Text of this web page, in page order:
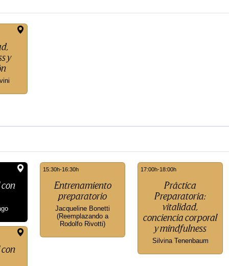
y
con
con
15:30h-16:30h
Entrenamiento
preparatorio
Jacqueline Bonetti
(Reemplazando a
Rodolfo Rivotti)
17:00h-18:00h
Práctica
Preparatoria:
vitalidad,
conciencia corporal
y mindfulness
Silvina Tenenbaum